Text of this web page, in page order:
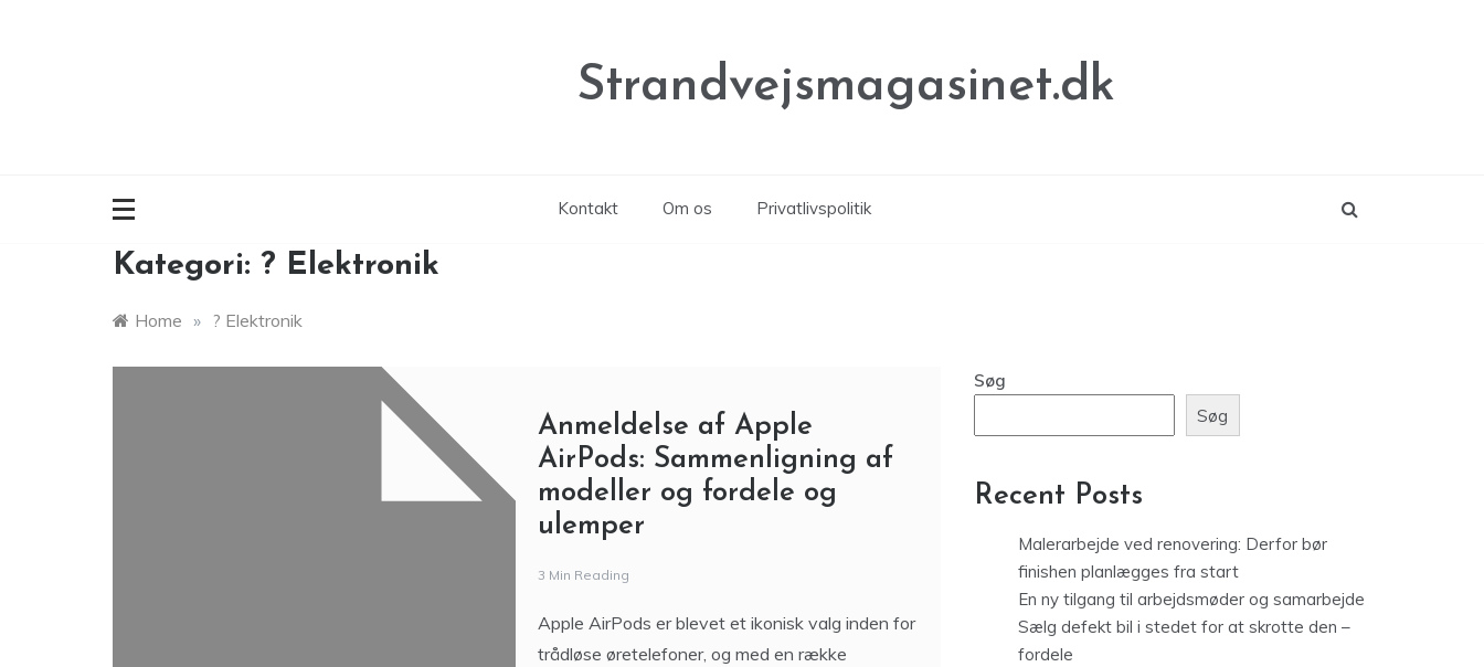
Strandvejsmagasinet.dk
Kontakt Om os Privatlivspolitik
Kategori: ? Elektronik
Home » ? Elektronik
Anmeldelse af Apple
AirPods: Sammenligning af
modeller og fordele og
ulemper
3 Min Reading
Apple AirPods er blevet et ikonisk valg inden for
trådløse øretelefoner, og med en række
Søg
Søg
Recent Posts
Malerarbejde ved renovering: Derfor bør
finishen planlægges fra start
En ny tilgang til arbejdsmøder og samarbejde
Sælg defekt bil i stedet for at skrotte den –
fordele